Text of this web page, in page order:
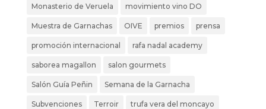
Monasterio de Veruela movimiento vino DO
Muestra de Garnachas OIVE premios prensa
promoción internacional rafa nadal academy
saborea magallon salon gourmets
Salón Guía Peñin Semana de la Garnacha
Subvenciones Terroir trufa vera del moncayo